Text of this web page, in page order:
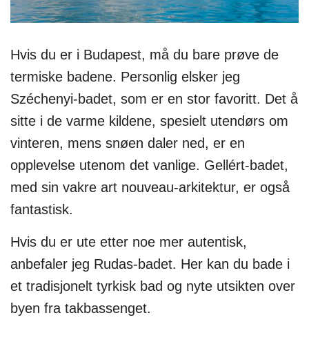
Hvis du er i Budapest, må du bare prøve de
termiske badene. Personlig elsker jeg
Széchenyi-badet, som er en stor favoritt. Det å
sitte i de varme kildene, spesielt utendørs om
vinteren, mens snøen daler ned, er en
opplevelse utenom det vanlige. Gellért-badet,
med sin vakre art nouveau-arkitektur, er også
fantastisk.
Hvis du er ute etter noe mer autentisk,
anbefaler jeg Rudas-badet. Her kan du bade i
et tradisjonelt tyrkisk bad og nyte utsikten over
byen fra takbassenget.